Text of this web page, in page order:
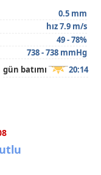
0.5 mm
hız 7.9 m/s
49 - 78%
738 - 738 mmHg
gün batımı 20:14